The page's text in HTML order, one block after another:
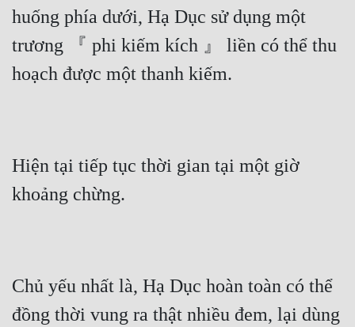
huống phía dưới, Hạ Dục sử dụng một
trương 『 phi kiếm kích 』 liền có thể thu
hoạch được một thanh kiếm.
Hiện tại tiếp tục thời gian tại một giờ
khoảng chừng.
Chủ yếu nhất là, Hạ Dục hoàn toàn có thể
đồng thời vung ra thật nhiều đem, lại dùng